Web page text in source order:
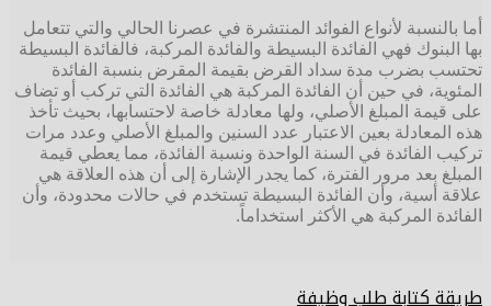
أما بالنسبة لأنواع الفوائد المنتشرة في عصرنا الحالي والتي تتعامل
بها البنوك فهي الفائدة البسيطة والفائدة المركبة، فالفائدة البسيطة
تحتسب بضرب مدة سداد القرض بقيمة المقرض بنسبة الفائدة
المئوية، في حين أن الفائدة المركبة هي الفائدة التي تركب أو تضاف
على قيمة المبلغ الأصلي، ولها معادلة خاصة لاحتسابها، بحيث تأخذ
هذه المعادلة بعين الاعتبار عدد السنين والمبلغ الأصلي وعدد مرات
تركيب الفائدة في السنة الواحدة ونسبة الفائدة، مما يعطي قيمة
المبلغ بعد مرور الفترة، كما يجدر الإشارة إلى أن هذه العلاقة هي
علاقة أسية، وأن الفائدة البسيطة تستخدم في حالات محدودة، وأن
الفائدة المركبة هي الأكثر استخداماً.
طريقة كتابة طلب وظيفة